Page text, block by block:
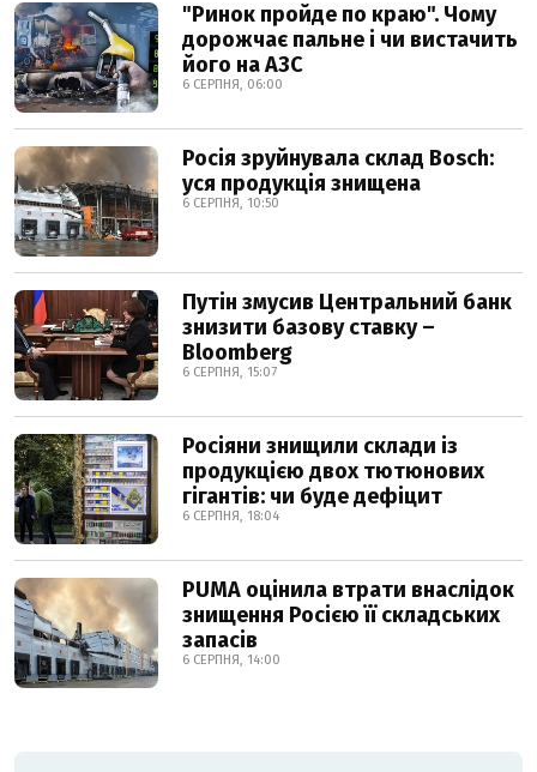
"Ринок пройде по краю". Чому
дорожчає пальне і чи вистачить
його на АЗС
6 СЕРПНЯ, 06:00
Росія зруйнувала склад Bosch:
уся продукція знищена
6 СЕРПНЯ, 10:50
Путін змусив Центральний банк
знизити базову ставку –
Bloomberg
6 СЕРПНЯ, 15:07
Росіяни знищили склади із
продукцією двох тютюнових
гігантів: чи буде дефіцит
6 СЕРПНЯ, 18:04
PUMA оцінила втрати внаслідок
знищення Росією її складських
запасів
6 СЕРПНЯ, 14:00